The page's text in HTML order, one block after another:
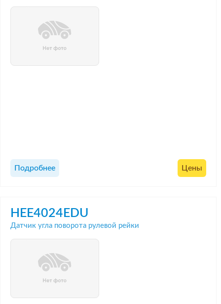
Подробнее Цены
HEE4024EDU
Датчик угла поворота рулевой рейки